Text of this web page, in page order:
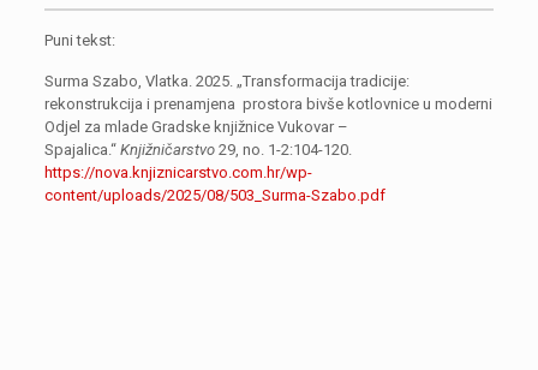
Puni tekst:
Surma Szabo, Vlatka. 2025. „Transformacija tradicije:
rekonstrukcija i prenamjena prostora bivše kotlovnice u moderni
Odjel za mlade Gradske knjižnice Vukovar –
Spajalica.“ Knjižničarstvo29, no. 1-2:104-120.
https://nova.knjiznicarstvo.com.hr/wp-
content/uploads/2025/08/503_Surma-Szabo.pdf